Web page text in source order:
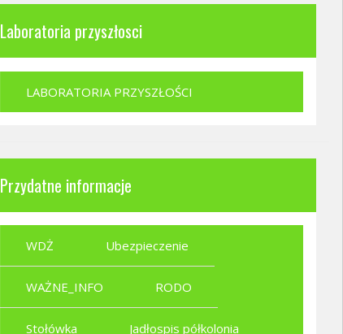
Laboratoria przyszłosci
LABORATORIA PRZYSZŁOŚCI
Przydatne informacje
WDŻ Ubezpieczenie
WAŻNE_INFO RODO
Stołówka Jadłospis półkolonia